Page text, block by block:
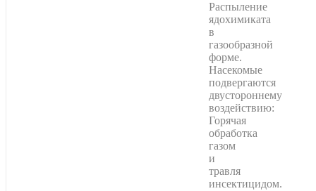
Распыление
ядохимиката
в
газообразной
форме.
Насекомые
подвергаются
двустороннему
воздействию:
Горячая
обработка
газом
и
травля
инсектицидом.